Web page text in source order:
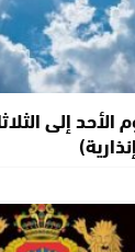
الأحد إلى